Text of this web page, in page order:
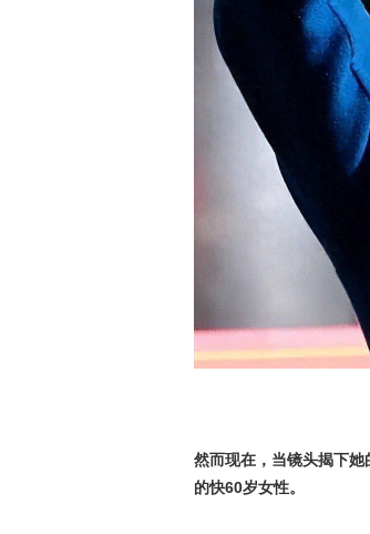
然而现在，当镜头揭下
的快60岁女性。